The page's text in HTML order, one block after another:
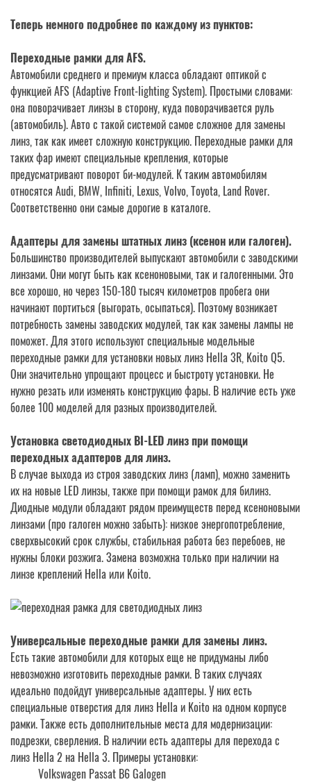
Теперь немного подробнее по каждому из пунктов:
Переходные рамки для AFS.
Автомобили среднего и премиум класса обладают оптикой с
функцией AFS (Adaptive Front-lighting System). Простыми словами:
она поворачивает линзы в сторону, куда поворачивается руль
(автомобиль). Авто с такой системой самое сложное для замены
линз, так как имеет сложную конструкцию. Переходные рамки для
таких фар имеют специальные крепления, которые
предусматривают поворот би-модулей. К таким автомобилям
относятся Audi, BMW, Infiniti, Lexus, Volvo, Toyota, Land Rover.
Соответственно они самые дорогие в каталоге.
Адаптеры для замены штатных линз (ксенон или галоген).
Большинство производителей выпускают автомобили с заводскими
линзами. Они могут быть как ксеноновыми, так и галогенными. Это
все хорошо, но через 150-180 тысяч километров пробега они
начинают портиться (выгорать, осыпаться). Поэтому возникает
потребность замены заводских модулей, так как замены лампы не
поможет. Для этого используют специальные модельные
переходные рамки для установки новых линз Hella 3R, Koito Q5.
Они значительно упрощают процесс и быстроту установки. Не
нужно резать или изменять конструкцию фары. В наличие есть уже
более 100 моделей для разных производителей.
Установка светодиодных BI-LED линз при помощи
переходных адаптеров для линз.
В случае выхода из строя заводских линз (ламп), можно заменить
их на новые LED линзы, также при помощи рамок для билинз.
Диодные модули обладают рядом преимуществ перед ксеноновыми
линзами (про галоген можно забыть): низкое энергопотребление,
сверхвысокий срок службы, стабильная работа без перебоев, не
нужны блоки розжига. Замена возможна только при наличии на
линзе креплений Hella или Koito.
Универсальные переходные рамки для замены линз.
Есть такие автомобили для которых еще не придуманы либо
невозможно изготовить переходные рамки. В таких случаях
идеально подойдут универсальные адаптеры. У них есть
специальные отверстия для линз Hella и Koito на одном корпусе
рамки. Также есть дополнительные места для модернизации:
подрезки, сверления. В наличии есть адаптеры для перехода с
линз Hella 2 на Hella 3. Примеры установки:
Volkswagen Passat B6 Galogen